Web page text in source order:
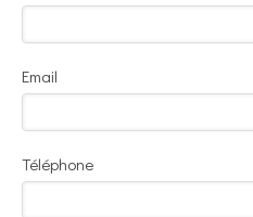
Email
Téléphone